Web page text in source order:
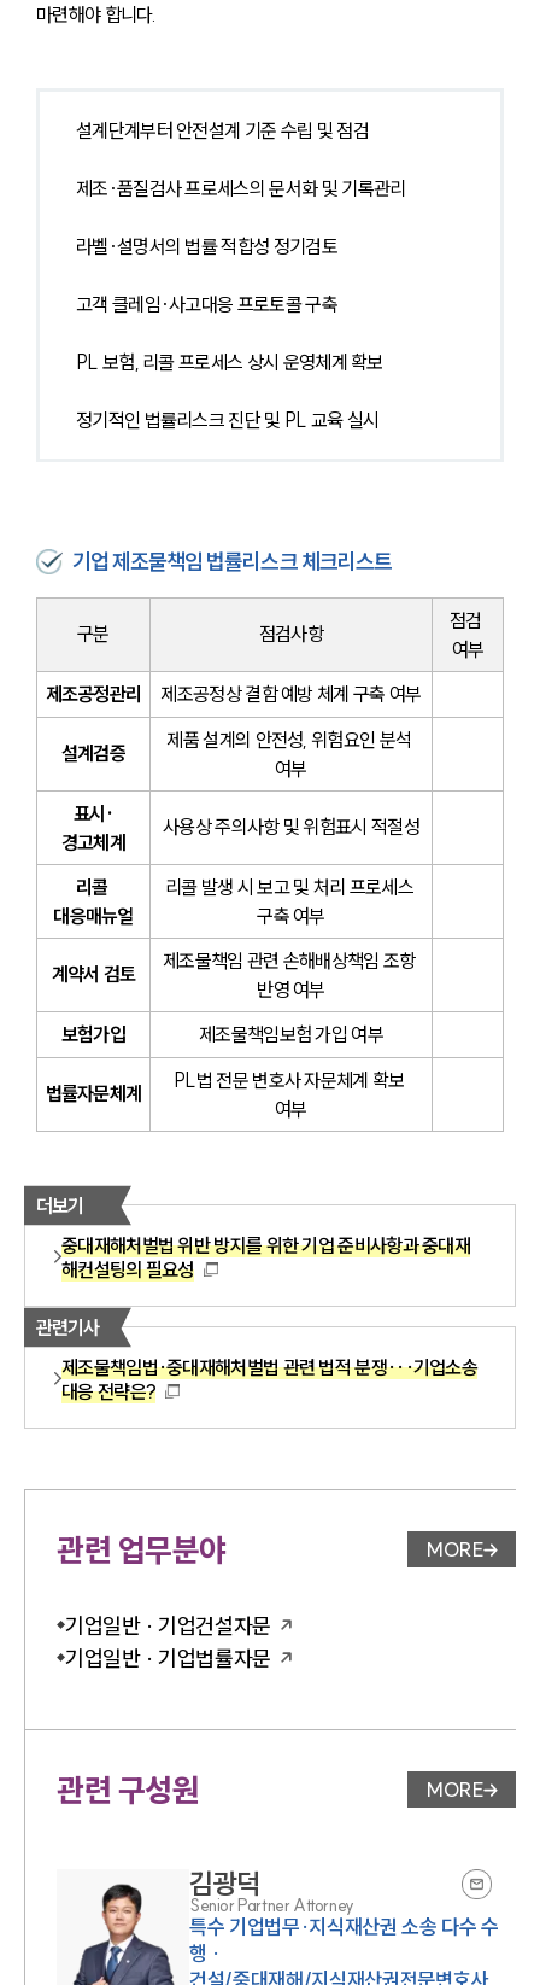
마련해야 합니다.
설계단계부터 안전설계 기준 수립 및 점검
제조·품질검사 프로세스의 문서화 및 기록관리
라벨·설명서의 법률 적합성 정기검토
고객 클레임·사고대응 프로토콜 구축
PL 보험, 리콜 프로세스 상시 운영체계 확보
정기적인 법률리스크 진단 및 PL 교육 실시
기업 제조물책임 법률리스크 체크리스트
구분 점검사항
점검
여부
제조공정관리
제조공정상 결함 예방 체계 구축 여부
설계검증
제품 설계의 안전성, 위험요인 분석
여부
표시·
경고체계
사용상 주의사항 및 위험표시 적절성
리콜
대응매뉴얼
리콜 발생 시 보고 및 처리 프로세스
구축 여부
계약서 검토
제조물책임 관련 손해배상책임 조항
반영 여부
보험가입
제조물책임보험 가입 여부
법률자문체계
PL법 전문 변호사 자문체계 확보
여부
더보기
중대재해처벌법 위반 방지를 위한 기업 준비사항과 중대재
해컨설팅의 필요성
관련기사
제조물책임법·중대재해처벌법 관련 법적 분쟁···기업소송
대응 전략은?
관련 업무분야 업무분야
MORE
기업일반 · 기업건설자문
기업일반 · 기업법률자문
관련 구성원 변호사 페
MORE
김광덕
Senior Partner Attorney
특수 기업법무·지식재산권 소송 다수 수
행 ·
건설/중대재해/지식재산권전문변호사